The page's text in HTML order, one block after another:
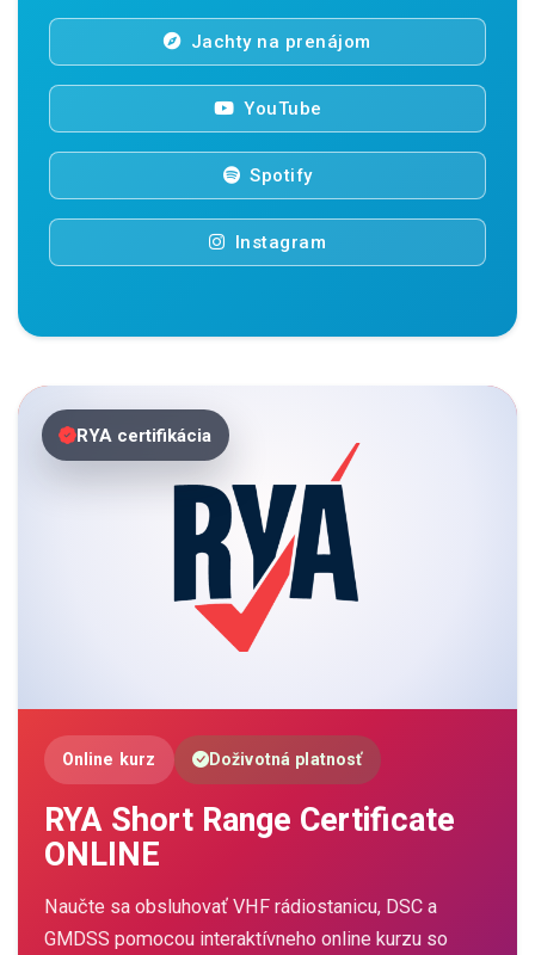
Jachty na prenájom
YouTube
Spotify
Instagram
RYA certifikácia
Online kurz Doživotná platnosť
RYA Short Range Certificate
ONLINE
Naučte sa obsluhovať VHF rádiostanicu, DSC a
GMDSS pomocou interaktívneho online kurzu so